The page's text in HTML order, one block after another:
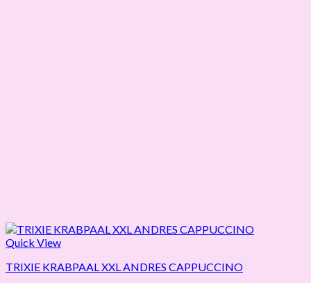
Quick View
TRIXIE KRABPAAL XXL ANDRES CAPPUCCINO